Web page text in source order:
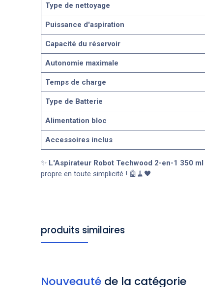
Type de nettoyage
Puissance d'aspiration
Capacité du réservoir
Autonomie maximale
Temps de charge
Type de Batterie
Alimentation bloc
Accessoires inclus
✨ L'Aspirateur Robot Techwood 2-en-1 350 ml
propre en toute simplicité ! 🤖🧹🖤
produits similaires
Nouveauté de la catégorie